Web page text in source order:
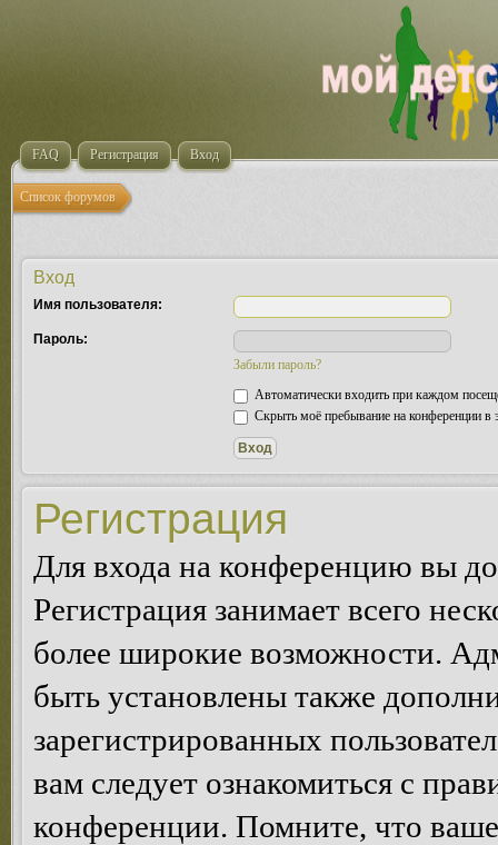
FAQ Регистрация Вход
Список форумов
Вход
Имя пользователя:
Пароль:
Забыли пароль?
Автоматически входить при каждом
Скрыть моё пребывание на конференции в
Регистрация
Для входа на конференцию вы
Регистрация занимает всего
более широкие возможности.
быть установлены также
зарегистрированных
вам следует ознакомиться с
конференции. Помните, что